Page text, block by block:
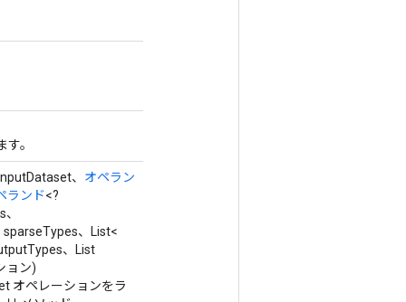
。
、 オペラン
ランド<?
sparseTypes、List<
、List
ョン)
オペレーションをラ